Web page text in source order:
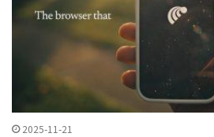
2025-11-21